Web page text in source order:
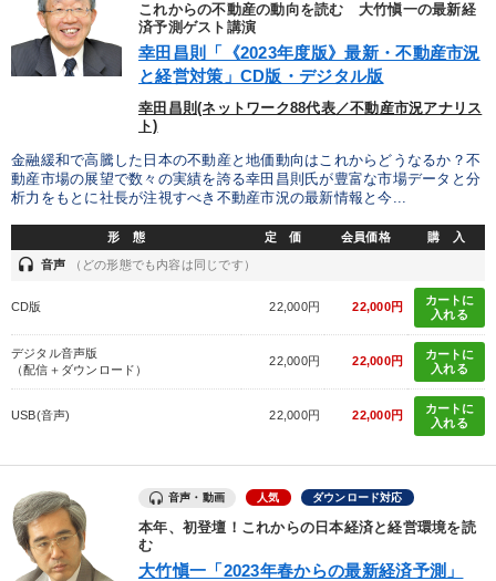
これからの不動産の動向を読む 大竹愼一の最新経
済予測ゲスト講演
幸田昌則「《2023年度版》最新・不動産市況
と経営対策」CD版・デジタル版
幸田昌則(ネットワーク88代表／不動産市況アナリス
ト)
金融緩和で高騰した日本の不動産と地価動向はこれからどうなるか？不
動産市場の展望で数々の実績を誇る幸田昌則氏が豊富な市場データと分
析力をもとに社長が注視すべき不動産市況の最新情報と今...
形 態 定 価 会員価格 購 入
headset 音声 （どの形態でも内容は同じです）
CD版 22,000円 22,000円
カートに
入れる
デジタル音声版
（配信＋ダウンロード）
22,000円 22,000円
カートに
入れる
USB(音声) 22,000円 22,000円
カートに
入れる
音声・動画 人気 ダウンロード対応
本年、初登壇！これからの日本経済と経営環境を読
む
大竹愼一「2023年春からの最新経済予測」